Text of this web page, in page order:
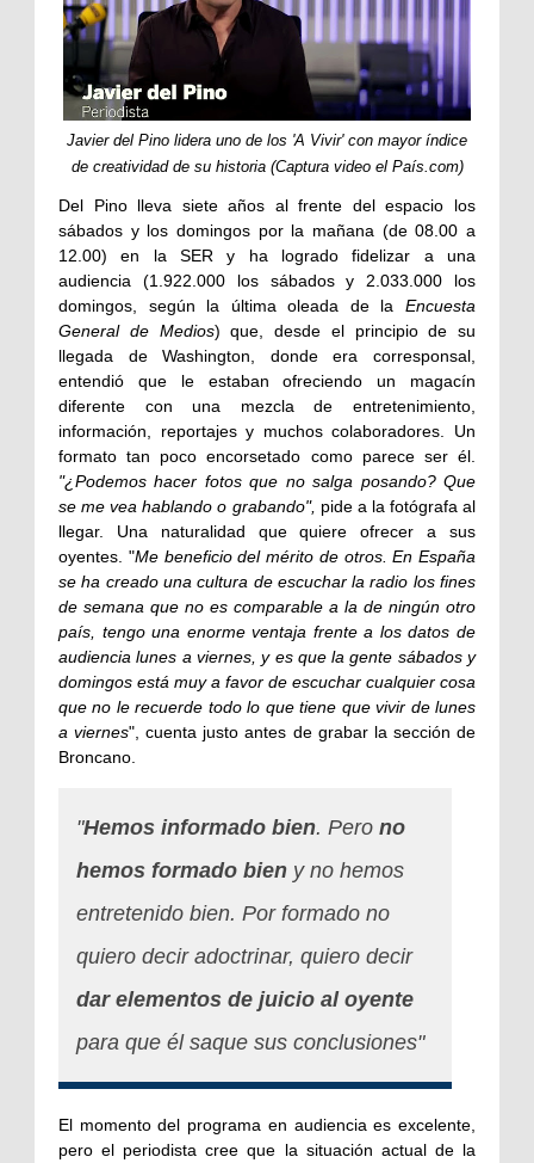
Javier del Pino lidera uno de los 'A Vivir' con mayor índice
de creatividad de su historia (Captura video el País.com)
Del Pino lleva siete años al frente del espacio los
sábados y los domingos por la mañana (de 08.00 a
12.00) en la SER y ha logrado fidelizar a una
audiencia (1.922.000 los sábados y 2.033.000 los
domingos, según la última oleada de la Encuesta
General de Medios) que, desde el principio de su
llegada de Washington, donde era corresponsal,
entendió que le estaban ofreciendo un magacín
diferente con una mezcla de entretenimiento,
información, reportajes y muchos colaboradores. Un
formato tan poco encorsetado como parece ser él.
"¿Podemos hacer fotos que no salga posando? Que
se me vea hablando o grabando", pide a la fotógrafa al
llegar. Una naturalidad que quiere ofrecer a sus
oyentes. "Me beneficio del mérito de otros. En España
se ha creado una cultura de escuchar la radio los fines
de semana que no es comparable a la de ningún otro
país, tengo una enorme ventaja frente a los datos de
audiencia lunes a viernes, y es que la gente sábados y
domingos está muy a favor de escuchar cualquier cosa
que no le recuerde todo lo que tiene que vivir de lunes
a viernes", cuenta justo antes de grabar la sección de
Broncano.
"Hemos informado bien. Pero no
hemos formado bien y no hemos
entretenido bien. Por formado no
quiero decir adoctrinar, quiero decir
dar elementos de juicio al oyente
para que él saque sus conclusiones"
El momento del programa en audiencia es excelente,
pero el periodista cree que la situación actual de la